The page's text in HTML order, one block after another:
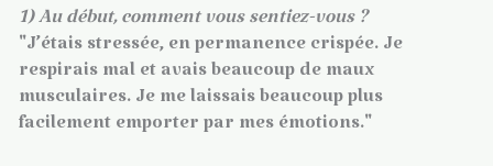
1) Au début, comment vous sentiez-vous ?
"J’étais stressée, en permanence crispée. Je
respirais mal et avais beaucoup de maux
musculaires. Je me laissais beaucoup plus
facilement emporter par mes émotions."